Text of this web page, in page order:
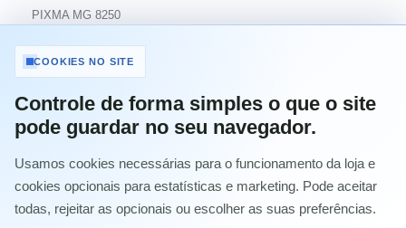
PIXMA MG 8250
PIXMA MX 715
PIXMA MX 880
PIXMA MX 885
PIXMA MX 895
Canon Pixma IP4850
Canon Pixma IP4950
Canon Pixma IX6250
Canon Pixma IX6550
Canon PIXMA MG5150
COOKIES NO SITE
Controle de forma simples o que o site
pode guardar no seu navegador.
Usamos cookies necessárias para o funcionamento da loja e
cookies opcionais para estatísticas e marketing. Pode aceitar
todas, rejeitar as opcionais ou escolher as suas preferências.